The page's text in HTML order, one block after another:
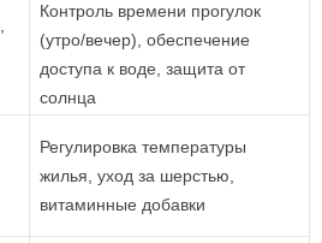
Контроль времени прогулок
(утро/вечер), обеспечение
доступа к воде, защита от
солнца
Регулировка температуры
жилья, уход за шерстью,
витаминные добавки